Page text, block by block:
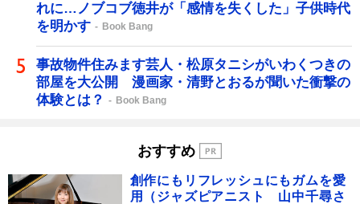
れに…ノブコブ徳井が「感情を失くした」子供時代
を明かす
Book Bang
事故物件住みます芸人・松原タニシがいわくつきの
部屋を大公開 漫画家・清野とおるが聞いた衝撃の
体験とは？
Book Bang
おすすめ
創作にもリフレッシュにもガムを愛
用（ジャズピアニスト 山中千尋さ